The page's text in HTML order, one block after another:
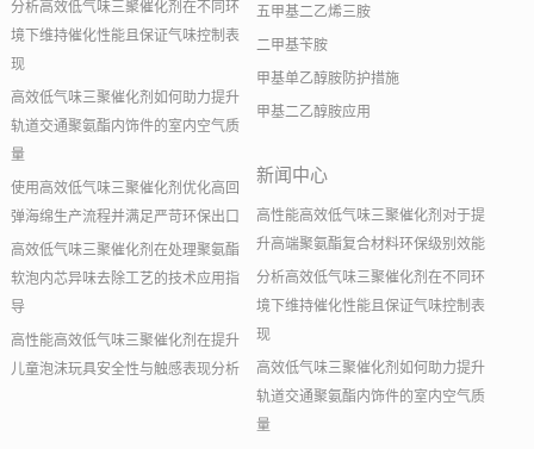
分析高效低气味三聚催化剂在不同环
境下维持催化性能且保证气味控制表
现
高效低气味三聚催化剂如何助力提升
轨道交通聚氨酯内饰件的室内空气质
量
使用高效低气味三聚催化剂优化高回
弹海绵生产流程并满足严苛环保出口
高效低气味三聚催化剂在处理聚氨酯
软泡内芯异味去除工艺的技术应用指
导
高性能高效低气味三聚催化剂在提升
儿童泡沫玩具安全性与触感表现分析
五甲基二乙烯三胺
二甲基苄胺
甲基单乙醇胺防护措施
甲基二乙醇胺应用
新闻中心
高性能高效低气味三聚催化剂对于提
升高端聚氨酯复合材料环保级别效能
分析高效低气味三聚催化剂在不同环
境下维持催化性能且保证气味控制表
现
高效低气味三聚催化剂如何助力提升
轨道交通聚氨酯内饰件的室内空气质
量